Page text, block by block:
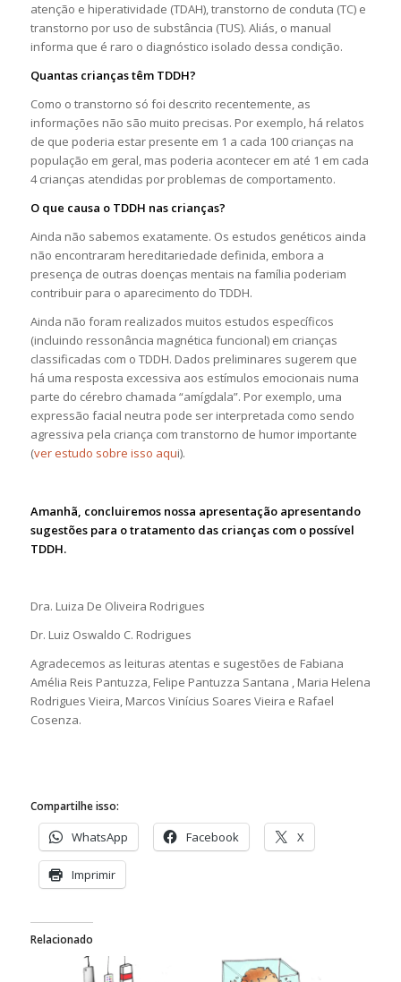
atenção e hiperatividade (TDAH), transtorno de conduta (TC) e
transtorno por uso de substância (TUS). Aliás, o manual
informa que é raro o diagnóstico isolado dessa condição.
Quantas crianças têm TDDH?
Como o transtorno só foi descrito recentemente, as
informações não são muito precisas. Por exemplo, há relatos
de que poderia estar presente em 1 a cada 100 crianças na
população em geral, mas poderia acontecer em até 1 em cada
4 crianças atendidas por problemas de comportamento.
O que causa o TDDH nas crianças?
Ainda não sabemos exatamente. Os estudos genéticos ainda
não encontraram hereditariedade definida, embora a
presença de outras doenças mentais na família poderiam
contribuir para o aparecimento do TDDH.
Ainda não foram realizados muitos estudos específicos
(incluindo ressonância magnética funcional) em crianças
classificadas com o TDDH. Dados preliminares sugerem que
há uma resposta excessiva aos estímulos emocionais numa
parte do cérebro chamada “amígdala”. Por exemplo, uma
expressão facial neutra pode ser interpretada como sendo
agressiva pela criança com transtorno de humor importante
(ver estudo sobre isso aqui).
Amanhã, concluiremos nossa apresentação apresentando
sugestões para o tratamento das crianças com o possível
TDDH.
Dra. Luiza De Oliveira Rodrigues
Dr. Luiz Oswaldo C. Rodrigues
Agradecemos as leituras atentas e sugestões de Fabiana
Amélia Reis Pantuzza, Felipe Pantuzza Santana , Maria Helena
Rodrigues Vieira, Marcos Vinícius Soares Vieira e Rafael
Cosenza.
Compartilhe isso:
WhatsApp Facebook X
Imprimir
Relacionado